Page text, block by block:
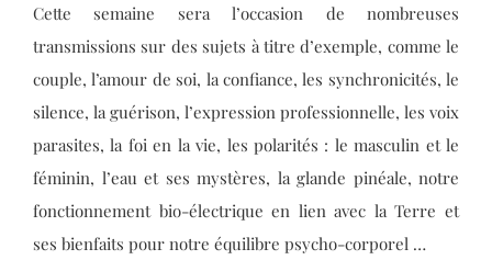
Cette semaine sera l’occasion de nombreuses
transmissions sur des sujets à titre d’exemple, comme le
couple, l’amour de soi, la confiance, les synchronicités, le
silence, la guérison, l’expression professionnelle, les voix
parasites, la foi en la vie, les polarités : le masculin et le
féminin, l’eau et ses mystères, la glande pinéale, notre
fonctionnement bio-électrique en lien avec la Terre et
ses bienfaits pour notre équilibre psycho-corporel …